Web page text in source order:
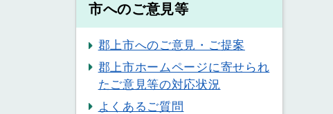
市へのご意見等
郡上市へのご意見・ご提案
郡上市ホームページに寄せられ
たご意見等の対応状況
よくあるご質問